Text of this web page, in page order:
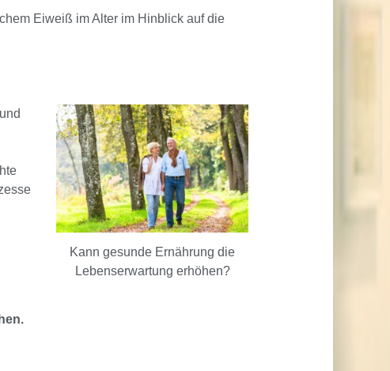
Eiweiß im Alter im Hinblick auf die
Kann gesunde Ernährung die
Lebenserwartung erhöhen?